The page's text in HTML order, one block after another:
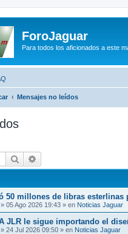
ForoJaguar
Para todos los aficionados a este
Mensajes no leídos
Buscar
50 millones de libras
» 05 Ago 2026 19:43 » en Noticias Jaguar
JLR le sigue importando el
» 24 Jul 2026 09:50 » en Noticias Jaguar